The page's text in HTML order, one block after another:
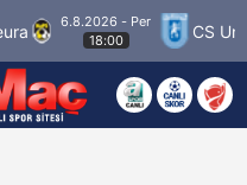
6.8.2026 - Per
CS